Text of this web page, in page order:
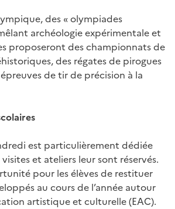
des « olympiades
archéologie expérimentale et
proposeront des championnats de
des régates de pirogues
de tir de précision à la
est particulièrement dédiée
visites et ateliers leur sont réservés.
pour les élèves de restituer
au cours de l’année autour
artistique et culturelle (EAC).